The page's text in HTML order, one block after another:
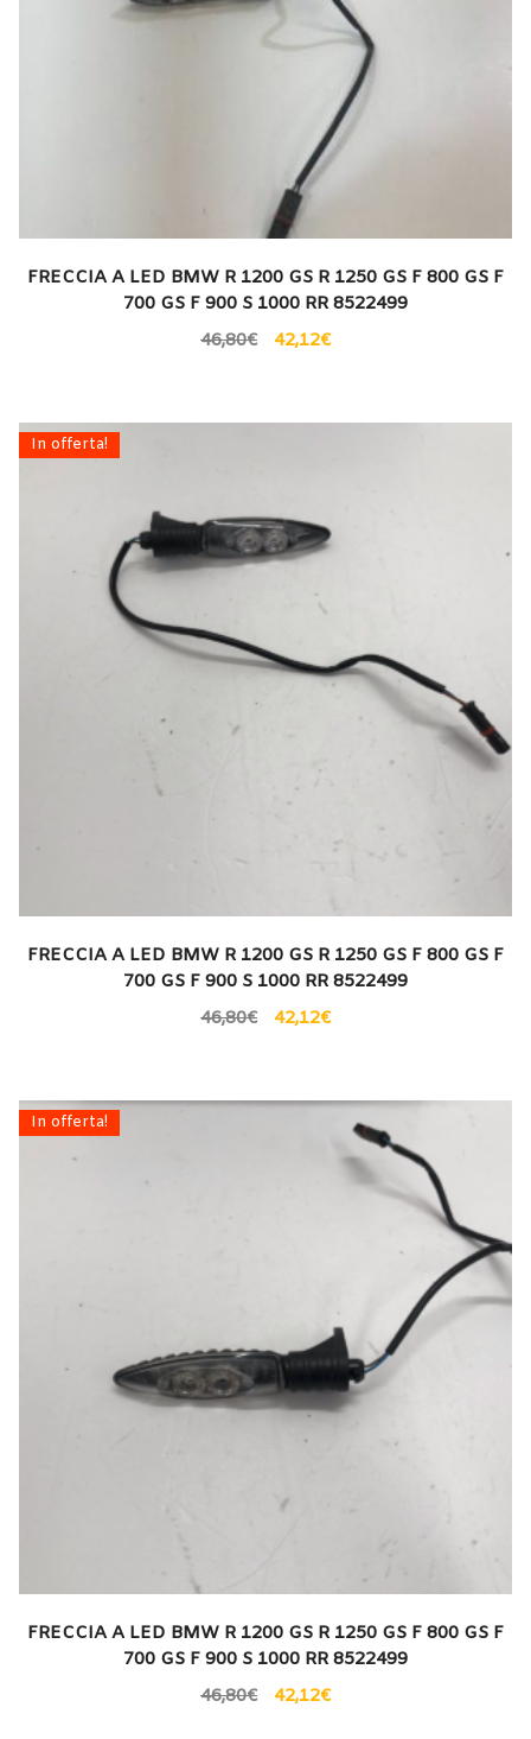
FRECCIA A LED BMW R 1200 GS R 1250 GS F 800 GS F
700 GS F 900 S 1000 RR 8522499
46,80€ 42,12€
In offerta!
FRECCIA A LED BMW R 1200 GS R 1250 GS F 800 GS F
700 GS F 900 S 1000 RR 8522499
46,80€ 42,12€
In offerta!
FRECCIA A LED BMW R 1200 GS R 1250 GS F 800 GS F
700 GS F 900 S 1000 RR 8522499
46,80€ 42,12€